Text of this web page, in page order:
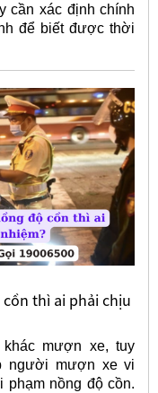
cần xác định chính
để biết được thời
thì ai phải chịu
mượn xe, tuy
người mượn xe vi
phạm nồng độ cồn.